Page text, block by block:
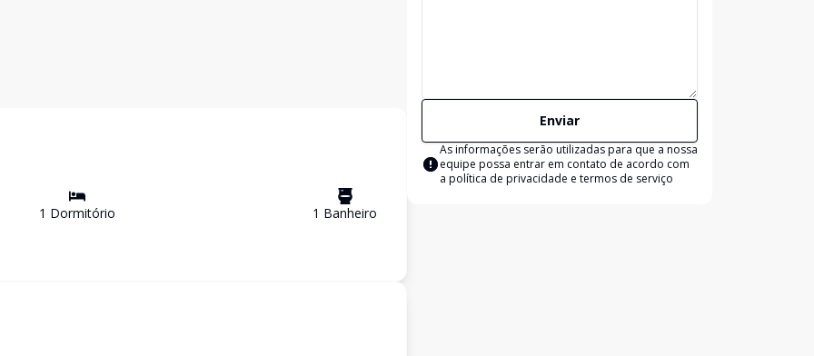
1 Dormitório 1 Banheiro
Enviar
As informações serão utilizadas para que a nossa
equipe possa entrar em contato de acordo com
a política de privacidade e termos de serviço